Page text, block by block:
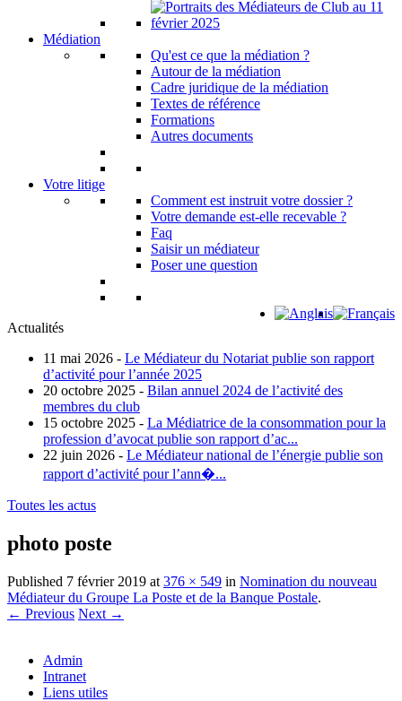
Médiation
Qu'est ce que la médiation ?
Autour de la médiation
Cadre juridique de la médiation
Textes de référence
Formations
Autres documents
Votre litige
Comment est instruit votre dossier ?
Votre demande est-elle recevable ?
Faq
Saisir un médiateur
Poser une question
Actualités
11 mai 2026 - Le Médiateur du Notariat publie son rapport
d’activité pour l’année 2025
20 octobre 2025 - Bilan annuel 2024 de l’activité des
membres du club
15 octobre 2025 - La Médiatrice de la consommation pour la
profession d’avocat publie son rapport d’ac...
22 juin 2026 - Le Médiateur national de l’énergie publie son
rapport d’activité pour l’ann�...
Toutes les actus
photo poste
Published 7 février 2019 at 376 × 549 in Nomination du nouveau
Médiateur du Groupe La Poste et de la Banque Postale.
← Previous Next →
Admin
Intranet
Liens utiles